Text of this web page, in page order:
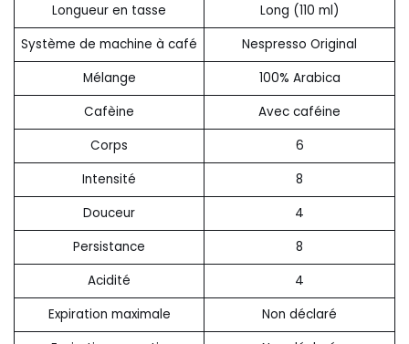
Longueur en tasse
Long (110 ml)
Système de machine à café
Nespresso Original
Mélange
100% Arabica
Cafèine
Avec caféine
Corps
6
Intensité
8
Douceur
4
Persistance
8
Acidité
4
Expiration maximale
Non déclaré